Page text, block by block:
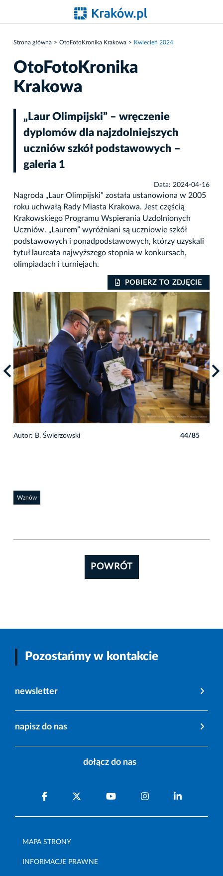
Strona główna OtoFotoKronika Krakowa Kwiecień 2024
OtoFotoKronika
Krakowa
„Laur Olimpijski” – wręczenie
dyplomów dla najzdolniejszych
uczniów szkół podstawowych –
galeria 1
Data: 2024-04-16
Nagroda „Laur Olimpijski” została ustanowiona w 2005
roku uchwałą Rady Miasta Krakowa. Jest częścią
Krakowskiego Programu Wspierania Uzdolnionych
Uczniów. „Laurem” wyróżniani są uczniowie szkół
podstawowych i ponadpodstawowych, którzy uzyskali
tytuł laureata najwyższego stopnia w konkursach,
olimpiadach i turniejach.
POBIERZ TO ZDJĘCIE
Autor: B. Świerzowski 44/85
Wznów
POWRÓT
Pozostańmy w kontakcie
newsletter
napisz do nas
dołącz do nas
MAPA STRONY
INFORMACJE PRAWNE